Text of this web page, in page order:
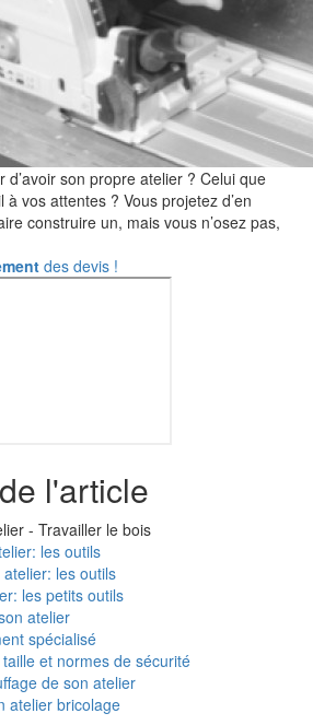
d’avoir son propre atelier ? Celui que
vos attentes ? Vous projetez d’en
construire un, mais vous n’osez pas,
des devis !
l'article
- Travailler le bois
les outils
les outils
les petits outils
atelier
spécialisé
et normes de sécurité
de son atelier
atelier bricolage